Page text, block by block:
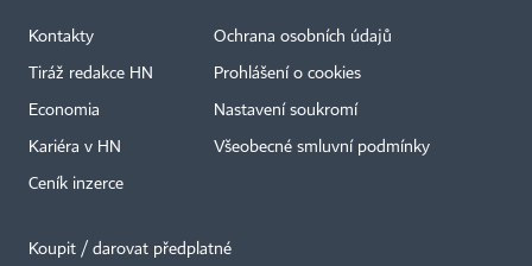
Kontakty
Tiráž redakce HN
Economia
Kariéra v HN
Ceník inzerce
Ochrana osobních údajů
Prohlášení o cookies
Nastavení soukromí
Všeobecné smluvní podmínky
Koupit / darovat předplatné